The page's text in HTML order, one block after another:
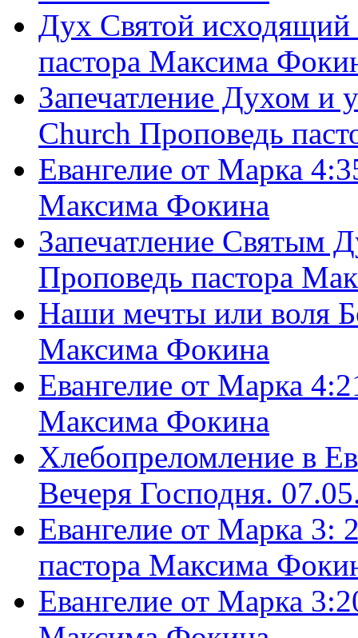
Дух Святой
пастора Максима
Запечатление Духом и
Church Проповедь
Евангелие от Марка
Максима Фокина
Запечатление Святым
Проповедь пастора
Наши мечты или воля
Максима Фокина
Евангелие от Марка
Максима Фокина
Хлебопреломление в
Вечеря Господня.
Евангелие от Марка 3:
пастора Максима
Евангелие от Марка